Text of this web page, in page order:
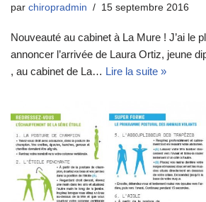
par chiropradmin 15 septembre 2016
Nouveauté au cabinet à La Mure ! J’ai le
annoncer l’arrivée de Laura Ortiz, jeune
, au cabinet de La… Lire la suite »